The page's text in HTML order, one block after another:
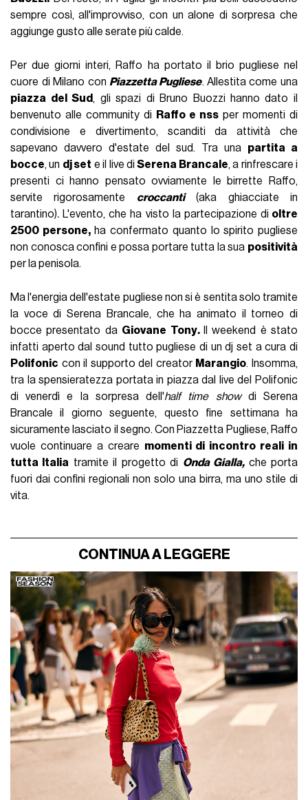
sempre così, all'improvviso, con un alone di sorpresa che
aggiunge gusto alle serate più calde.
Per due giorni interi, Raffo ha portato il brio pugliese nel
cuore di Milano con Piazzetta Pugliese. Allestita come una
piazza del Sud , gli spazi di Bruno Buozzi hanno dato il
benvenuto alle community di
Raffo e nss per momenti di
condivisione e divertimento, scanditi da attività che
sapevano davvero d'estate del sud. Tra una partita a
bocce, un dj set e il live diSerena Brancale, a rinfrescare i
presenti ci hanno pensato ovviamente le birrette Raffo,
servite rigorosamente croccanti(aka ghiacciate in
tarantino). L'evento, che ha visto la partecipazione di oltre
2500 persone,ha confermato quanto lo spirito pugliese
non conosca confini e possa portare tutta la sua positività
per la penisola.
Ma l'energia dell'estate pugliese non si è sentita solo tramite
la voce di Serena Brancale, che ha animato il torneo di
bocce presentato da Giovane Tony.
Il weekend è stato
infatti aperto dal sound tutto pugliese di un dj set a cura di
Polifonic con il supporto del creator Marangio. Insomma,
tra la spensieratezza portata in piazza dal live del Polifonic
di venerdì e la sorpresa dell'half time show di Serena
Brancale il giorno seguente, questo fine settimana ha
sicuramente lasciato il segno. Con Piazzetta Pugliese, Raffo
vuole continuare a creare momenti di incontro reali in
tutta Italia tramite il progetto di Onda Gialla, che porta
fuori dai confini regionali non solo una birra, ma uno stile di
vita.
CONTINUA A LEGGERE